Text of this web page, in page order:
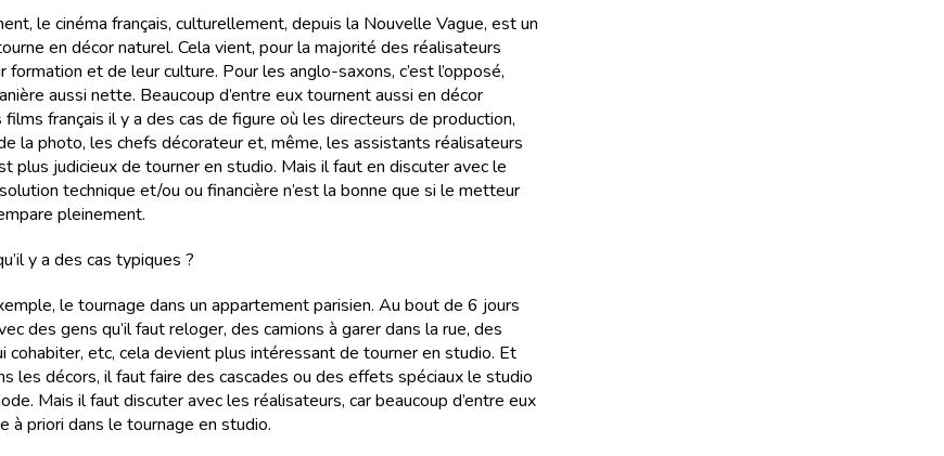
le cinéma français, culturellement, depuis la Nouvelle Vague, est un
en décor naturel. Cela vient, pour la majorité des réalisateurs
formation et de leur culture. Pour les anglo-saxons, c’est l’opposé,
aussi nette. Beaucoup d’entre eux tournent aussi en décor
films français il y a des cas de figure où les directeurs de production,
la photo, les chefs décorateur et, même, les assistants réalisateurs
plus judicieux de tourner en studio. Mais il faut en discuter avec le
technique et/ou ou financière n’est la bonne que si le metteur
pleinement.
y a des cas typiques ?
le tournage dans un appartement parisien. Au bout de 6 jours
des gens qu’il faut reloger, des camions à garer dans la rue, des
cohabiter, etc, cela devient plus intéressant de tourner en studio. Et
les décors, il faut faire des cascades ou des effets spéciaux le studio
Mais il faut discuter avec les réalisateurs, car beaucoup d’entre eux
à priori dans le tournage en studio.